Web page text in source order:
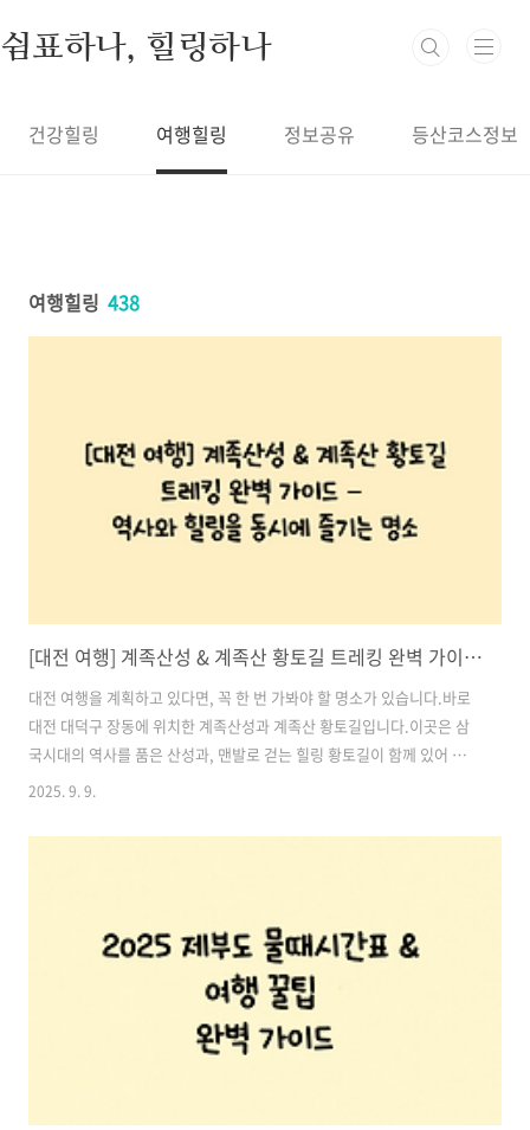
쉼표하나, 힐링하나
건강힐링 여행힐링 정보공유 등산코스정보
여행힐링 438
[대전 여행] 계족산성 & 계족산 황토길 트레킹 완벽 가이드 – 역사와 힐링을 동시에 즐기는 명소
대전 여행을 계획하고 있다면, 꼭 한 번 가봐야 할 명소가 있습니다.바로
대전 대덕구 장동에 위치한 계족산성과 계족산 황토길입니다.이곳은 삼
국시대의 역사를 품은 산성과, 맨발로 걷는 힐링 황토길이 함께 있어 역
사·문화·자연을 동시에 즐길 수 있는 곳입니다.특히, 국내 최장 14.5km
에 따라 전혀 다른 매력을 보여줍니다. 봄에는 벚꽃, 여름에는 짙은 녹음,
스까지, 처음 방문하는 분도 알차게 즐길 수 있도록 상세히 안내드리겠습
니다. 목차1. 계족산성 소개 – 삼국시대의 숨결이 살아있는 ..
2025. 9. 9.